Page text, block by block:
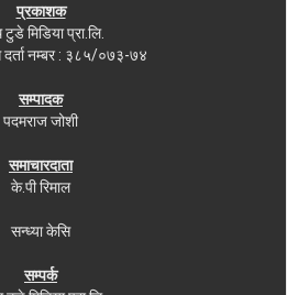
प्रकाशक
मिडिया प्रा.लि.
दर्ता नम्बर : ३८५/०७३-७४
सम्पादक
पदमराज जोशी
समाचारदाता
के.पी रिमाल
सन्ध्या केसि
सम्पर्क